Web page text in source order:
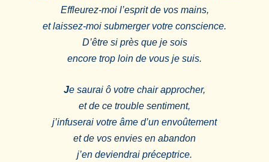
Effleurez-moi l’esprit de vos mains,
et laissez-moi submerger votre conscience.
D’être si près que je sois
encore trop loin de vous je suis.
Je saurai ô votre chair approcher,
et de ce trouble sentiment,
j’infuserai votre âme d’un envoûtement
et de vos envies en abandon
j’en deviendrai préceptrice.